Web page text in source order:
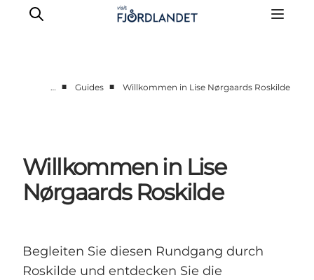
Reiseführer & Inspiration
Unterkünfte
Erlebnisse
… ■ Guides ■ Willkommen in Lise Nørgaards Roskilde
Willkommen in Lise
Nørgaards Roskilde
Begleiten Sie diesen Rundgang durch
Roskilde und entdecken Sie die